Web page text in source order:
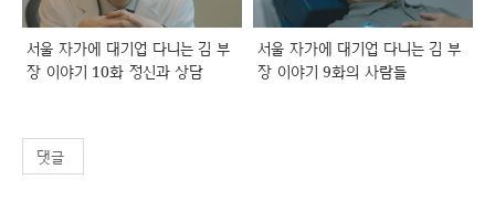
서울 자가에 대기업 다니는 김 부
장 이야기 10화 정신과 상담
서울 자가에 대기업 다니는 김 부
장 이야기 9화의 사람들
댓글